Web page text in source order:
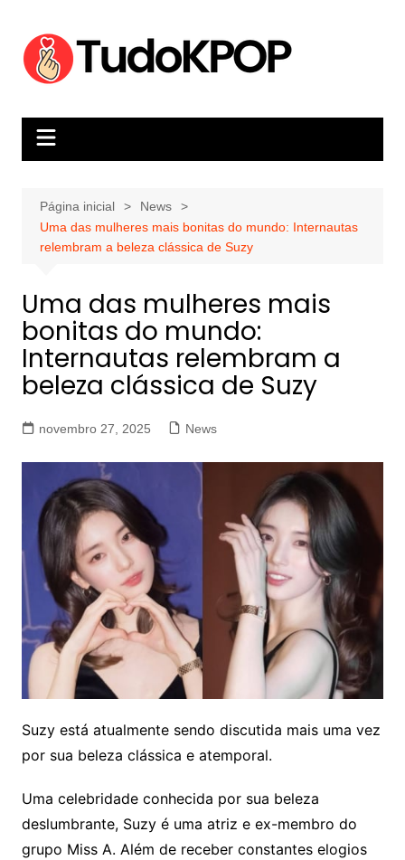
conteúdo
Página inicial
News
Uma das mulheres mais bonitas do mundo: Internautas
relembram a beleza clássica de Suzy
Uma das mulheres mais
bonitas do mundo:
Internautas relembram a
beleza clássica de Suzy
novembro 27, 2025 News
Suzy está atualmente sendo discutida mais uma vez
por sua beleza clássica e atemporal.
Uma celebridade conhecida por sua beleza
deslumbrante, Suzy é uma atriz e ex-membro do
grupo Miss A. Além de receber constantes elogios